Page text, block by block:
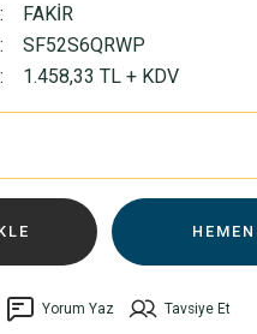
FAKİR
SF52S6QRWP
1.458,33 TL + KDV
Yorum Yaz Tavsiye Et